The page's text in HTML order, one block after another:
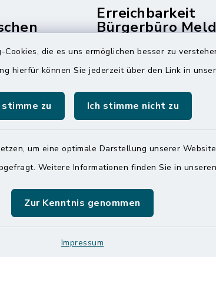
die es uns ermöglichen besser zu
hierfür können Sie jederzeit über den Link in
stimme zu Ich stimme nicht zu
um eine optimale Darstellung unserer
Weitere Informationen finden Sie in unseren
Zur Kenntnis genommen
Impressum
Erreichbarkeit
Bürgerbüro
Montag und Freitag
Dienstag und Donnerstag
14:00 Uhr - 18:00 Uhr
Online-
Sie ein dringendes
finden aber online keinen
zeitnahen Termin? Rufen
gerne unter der
04832 6065 0 an!